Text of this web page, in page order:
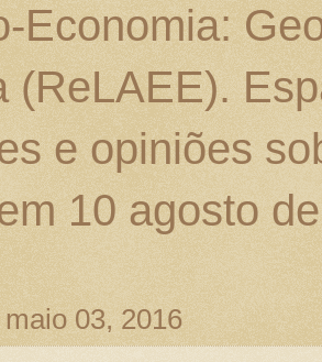
Economia:
(ReLAEE).
e opiniões
10 agosto
03, 2016